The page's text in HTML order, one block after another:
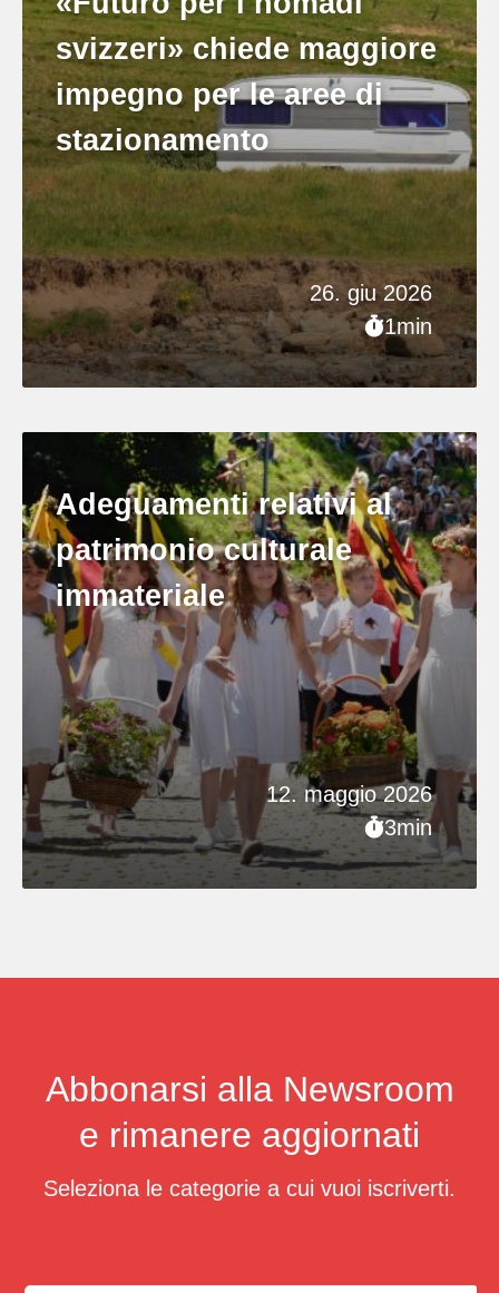
26. giu 2026
1min
svizzeri» chiede maggiore
impegno per le aree di
stazionamento
12. maggio 2026
3min
Adeguamenti relativi al
patrimonio culturale
immateriale
Abbonarsi alla Newsroom
e rimanere aggiornati
Seleziona le categorie a cui vuoi iscriverti.